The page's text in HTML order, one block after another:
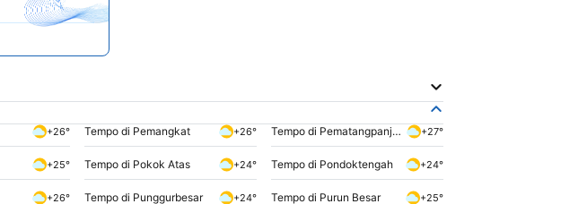
+26° Tempo di Pemangkat +26° Tempo di Pematangpanjang +27°
+25° Tempo di Pokok Atas +24° Tempo di Pondoktengah +24°
+26° Tempo di Punggurbesar +24° Tempo di Purun Besar +25°